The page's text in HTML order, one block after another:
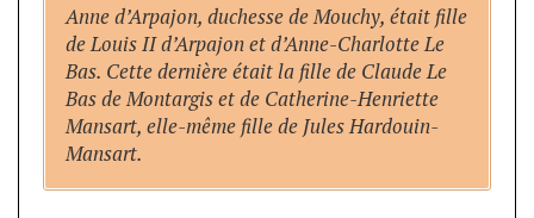
Anne d’Arpajon, duchesse de Mouchy, était fille
de Louis II d’Arpajon et d’Anne-Charlotte Le
Bas. Cette dernière était la fille de Claude Le
Bas de Montargis et de Catherine-Henriette
Mansart, elle-même fille de Jules Hardouin-
Mansart.